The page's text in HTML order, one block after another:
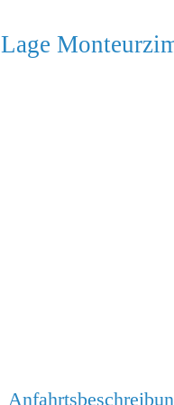
Lage